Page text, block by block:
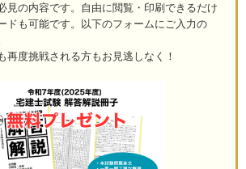
見の内容です。自由に閲覧・印刷できるだけ
ドも可能です。以下のフォームにご入力の
再度挑戦される方もお見逃しなく！